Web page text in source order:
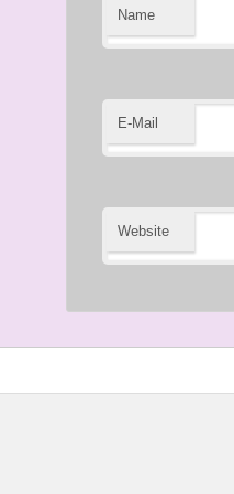
Name
E-Mail
Website